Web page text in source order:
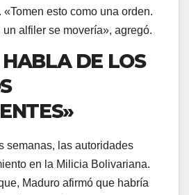
«Tomen esto como una orden.
alfiler se movería», agregó.
DE LOS
semanas, las autoridades
en la Milicia Bolivariana.
Maduro afirmó que habría